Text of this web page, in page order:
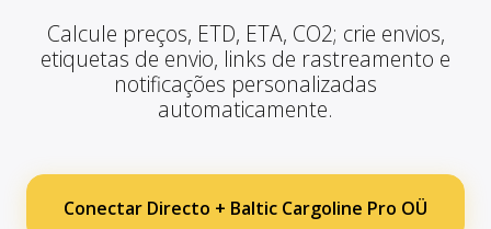
Calcule preços, ETD, ETA, CO2; crie envios,
etiquetas de envio, links de rastreamento e
notificações personalizadas
automaticamente.
Conectar Directo + Baltic Cargoline Pro OÜ